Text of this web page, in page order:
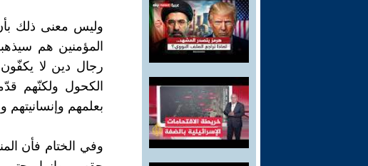
وليس معنى ذلك
المؤمنين هم
رجال دين لا
الكحول ولكنّهم
بعلمهم وإنسانيتهم
وفي الختام فأن